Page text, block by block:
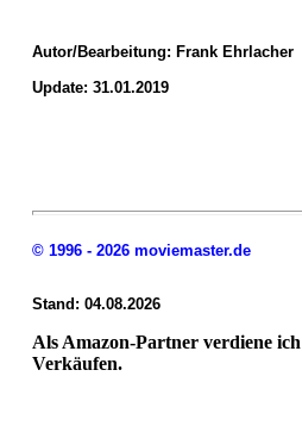
Autor/Bearbeitung: Frank Ehrlacher
Update: 31.01.2019
© 1996 - 2026 moviemaster.de
Stand: 04.08.2026
Als Amazon-Partner verdiene
Verkäufen.